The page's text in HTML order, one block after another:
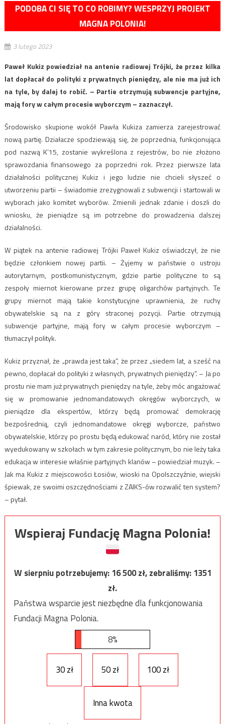
PODOBA CI SIĘ TO CO ROBIMY? WESPRZYJ PROJEKT
MAGNA POLONIA!
3 lutego 2023
Paweł Kukiz powiedział na antenie radiowej Trójki, że przez kilka
lat dopłacał do polityki z prywatnych pieniędzy, ale nie ma już ich
na tyle, by dalej to robić. – Partie otrzymują subwencje partyjne,
mają fory w całym procesie wyborczym – zaznaczył.
Środowisko skupione wokół Pawła Kukiza zamierza zarejestrować
nową partię. Działacze spodziewają się, że poprzednia, funkcjonująca
pod nazwą K’15, zostanie wykreślona z rejestrów, bo nie złożono
sprawozdania finansowego za poprzedni rok. Przez pierwsze lata
działalności politycznej Kukiz i jego ludzie nie chcieli słyszeć o
utworzeniu partii – świadomie zrezygnowali z subwencji i startowali w
wyborach jako komitet wyborów. Zmienili jednak zdanie i doszli do
wniosku, że pieniądze są im potrzebne do prowadzenia dalszej
działalności.
W piątek na antenie radiowej Trójki Paweł Kukiz oświadczył, że nie
będzie członkiem nowej partii. – Żyjemy w państwie o ustroju
autorytarnym, postkomunistycznym, gdzie partie polityczne to są
zespoły miernot kierowane przez grupę oligarchów partyjnych. Te
grupy miernot mają takie konstytucyjne uprawnienia, że ruchy
obywatelskie są na z góry straconej pozycji. Partie otrzymują
subwencje partyjne, mają fory w całym procesie wyborczym –
tłumaczył polityk.
Kukiz przyznał, że „prawda jest taka”, że przez „siedem lat, a sześć na
pewno, dopłacał do polityki z własnych, prywatnych pieniędzy”. – Ja po
prostu nie mam już prywatnych pieniędzy na tyle, żeby móc angażować
się w promowanie jednomandatowych okręgów wyborczych, w
pieniądze dla ekspertów, którzy będą promować demokrację
bezpośrednią, czyli jednomandatowe okręgi wyborcze, państwo
obywatelskie, którzy po prostu będą edukować naród, który nie został
wyedukowany w szkołach w tym zakresie politycznym, bo nie leży taka
edukacja w interesie właśnie partyjnych klanów – powiedział muzyk. –
Jak ma Kukiz z miejscowości Łosiów, wioski na Opolszczyźnie, wiejski
śpiewak, ze swoimi oszczędnościami z ZAIKS-ów rozwalić ten system?
– pytał.
Wspieraj Fundację Magna Polonia!
W sierpniu potrzebujemy:16 500zł, zebraliśmy:1351
zł.
Państwa wsparcie jest niezbędne dla funkcjonowania
Fundacji Magna Polonia.
8%
30 zł 50 zł 100 zł
Inna kwota